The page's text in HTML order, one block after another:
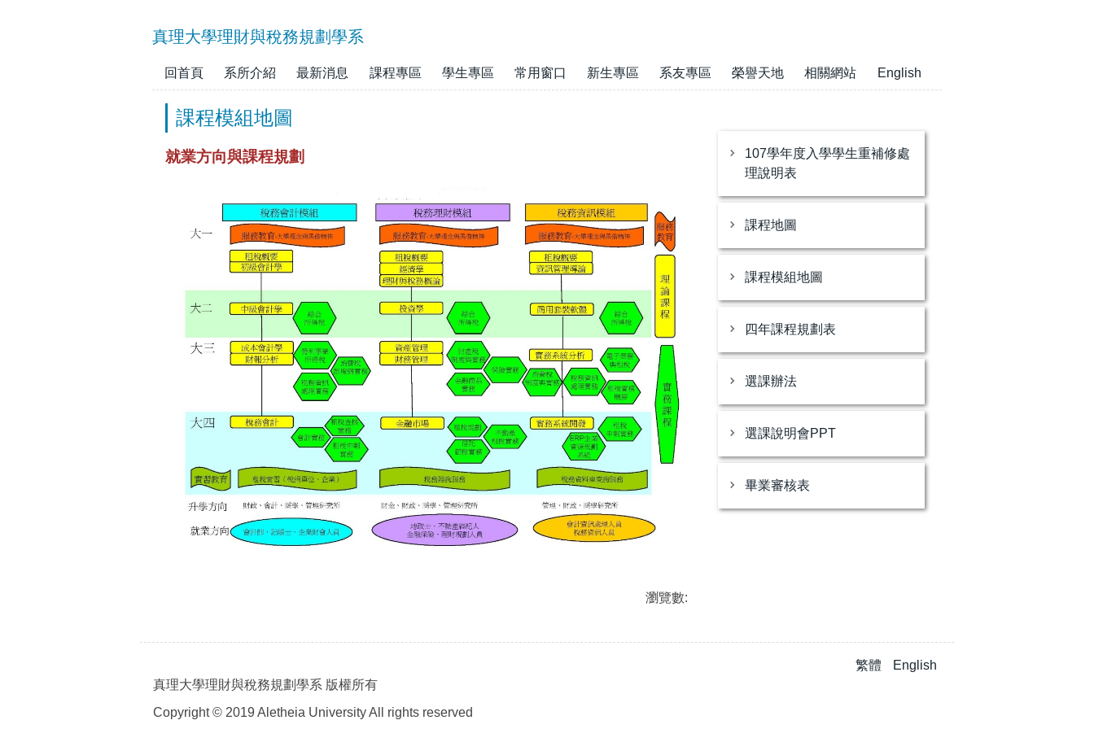
真理大學理財與稅務規劃學系
回首頁 系所介紹 最新消息 課程專區 學生專區 常用窗口 新生專區 系友專區 榮譽天地 相關網站 English
課程模組地圖
就業方向與課程規劃
瀏覽數:
107學年度入學學生重補修處
理說明表
課程地圖
課程模組地圖
四年課程規劃表
選課辦法
選課說明會PPT
畢業審核表
繁體
English
真理大學理財與稅務規劃學系 版權所有
Copyright © 2019 Aletheia University All rights reserved